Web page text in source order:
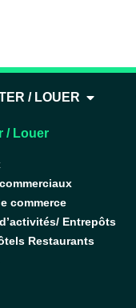
/ LOUER
/ Louer
commerce
Entrepôts
Restaurants